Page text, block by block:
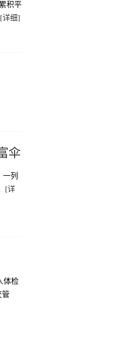
积平
[详细]
伞
列
[详
体检
管